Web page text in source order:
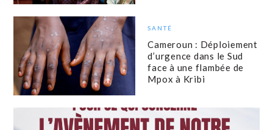
SANTÉ
Cameroun : Déploiement
d’urgence dans le Sud
face à une flambée de
Mpox à Kribi